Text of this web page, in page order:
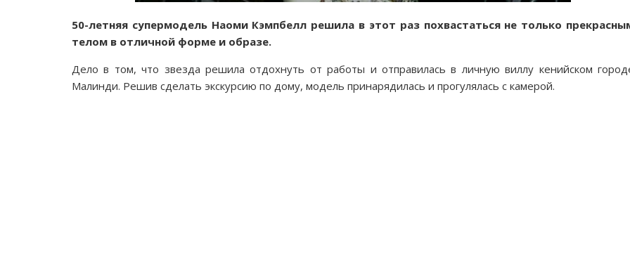
50-летняя супермодель Наоми Кэмпбелл решила в этот раз похвастаться не только
телом в отличной форме и образе.
Дело в том, что звезда решила отдохнуть от работы и отправилась в личную виллу кенийском
Малинди. Решив сделать экскурсию по дому, модель принарядилась и прогулялась с камерой.